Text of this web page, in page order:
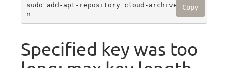
sudo add-apt-repository cloud-archive:newto
n
Copy
Specified key was too